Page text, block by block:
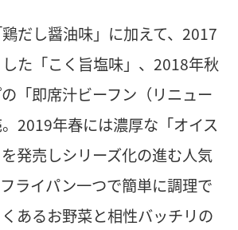
だし醤油味」に加えて、2017
た「こく旨塩味」、2018年秋
「即席汁ビーフン（リニュー
2019年春には濃厚な「オイス
発売しシリーズ化の進む人気
ライパン一つで簡単に調理で
あるお野菜と相性バッチリの